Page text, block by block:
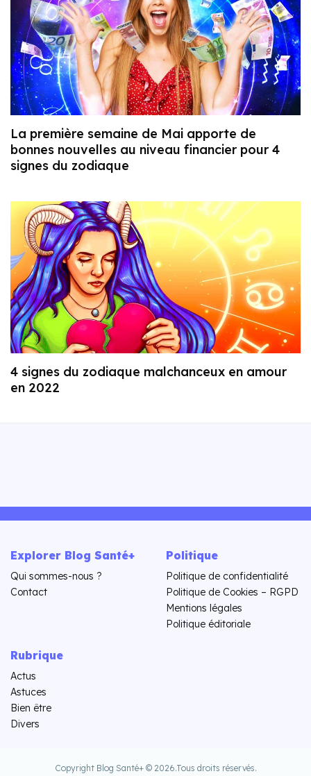
La première semaine de Mai apporte de
bonnes nouvelles au niveau financier pour 4
signes du zodiaque
4 signes du zodiaque malchanceux en amour
en 2022
Explorer Blog Santé+
Qui sommes-nous ?
Contact
Politique
Politique de confidentialité
Politique de Cookies – RGPD
Mentions légales
Politique éditoriale
Rubrique
Actus
Astuces
Bien être
Divers
Copyright Blog Santé+ © 2026.Tous droits réservés.